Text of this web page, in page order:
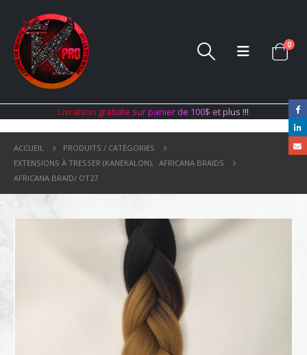
0
Livraison gratuite surpanier de 100$ etplus !!!
ACCUEIL
PRODUITS / CATÉGORIES
EXTENSIONS À TRESSER (KANEKALON), AFRICANA BRAIDS
AFRICANA BRAID/ OT27